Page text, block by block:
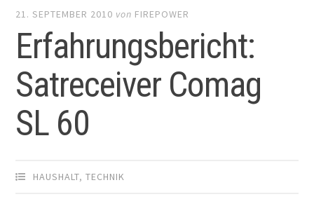
21. SEPTEMBER 2010 von FIREPOWER
Erfahrungsbericht:
Satreceiver Comag
SL 60
HAUSHALT,TECHNIK